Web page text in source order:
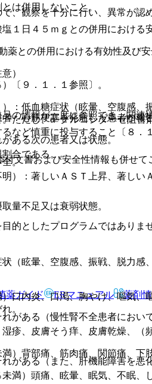
は併用しないこと。
１日４５ｍｇとの併用における
との併用における有効性及び安
）
：心筋梗塞を発症した患者が報
ある次の患者又は状態。
。
量不足又は衰弱状態。
がある（慢性腎不全患者にお
がある（また、肝機能障害を悪
、観察を十分に行い、異常が認
〔９．１．１参照〕。
：低血糖症状（眩暈、空腹感、
ただし、α−グルコシダーゼ阻
など慎重に投与すること〔８
合である。
）：著しいＡＳＴ上昇、著しい
（眩暈、空腹感、振戦、脱力感
口内炎、口渇、胸やけ、嘔気、
。
疹、皮膚そう痒、皮膚乾燥、（
）背部痛、筋肉痛、関節痛、下
満）頭痛、眩暈、眠気、不眠、
の情報が一度に参照でき、関連
文書および安全性情報も併せて
的としたプログラムではありませ
薬ガイド ERマニュアル 薬剤